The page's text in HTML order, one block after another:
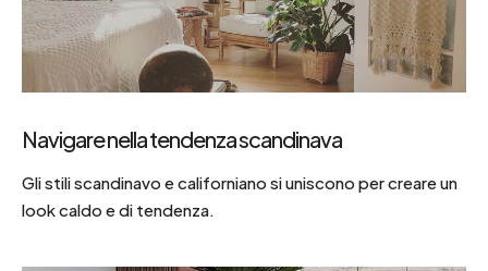
Navigare nella tendenza scandinava
Gli stili scandinavo e californiano si uniscono per creare un
look caldo e di tendenza.